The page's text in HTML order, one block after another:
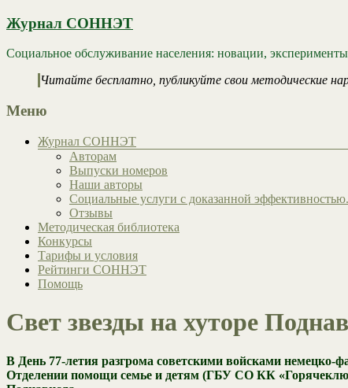
Журнал СОННЭТ
Социальное обслуживание населения: новации,
Читайте бесплатно, публикуйте свои методические
Меню
Журнал СОННЭТ
Авторам
Выпуски номеров
Наши авторы
Социальные услуги с доказанной
Отзывы
Методическая библиотека
Конкурсы
Тарифы и условия
Рейтинги СОННЭТ
Помощь
Свет звезды на хуторе
В День 77-летия разгрома советскими войсками немецко-
Отделении помощи семье и детям (ГБУ СО КК